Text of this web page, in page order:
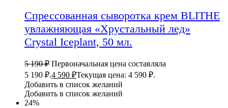
Спрессованная сыворотка крем BLITHE
увлажняющая «Хрустальный лед»
Crystal Iceplant, 50 мл.
5 190₽ Первоначальная цена составляла
5 190 ₽.4 590 ₽Текущая цена: 4 590 ₽.
Добавить в список желаний
Добавить в список желаний
24%